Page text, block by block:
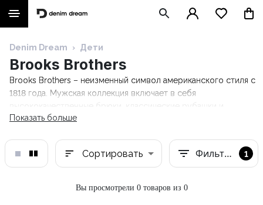
Denim Dream › Дети
Brooks Brothers
Brooks Brothers – неизменный символ американского стиля с
1818 года. Мужская коллекция включает в себя
аксессуары. Кроме того, в книге Brooks Brothers даются
ситуациях. Откройте для себя коллекцию Denim Dream!
Показать больше
Сортировать Фильтры 1
Вы просмотрели 0 товаров из 0